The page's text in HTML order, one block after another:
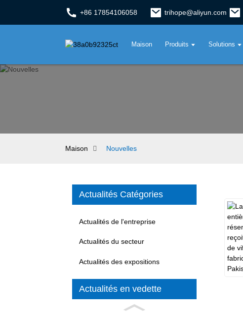
+86 17854106058 trihope@aliyun.com
Maison Produits Solutions
Maison Nouvelles
Actualités Catégories
Actualités de l'entreprise
Actualités du secteur
Actualités des expositions
Actualités en vedette